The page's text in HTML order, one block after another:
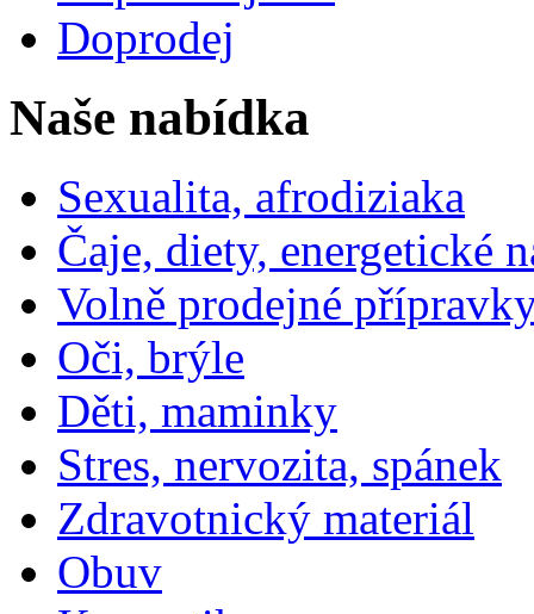
Doprodej
Naše nabídka
Sexualita, afrodiziaka
Čaje, diety, energetické
Volně prodejné
Oči, brýle
Děti, maminky
Stres, nervozita, spánek
Zdravotnický materiál
Obuv